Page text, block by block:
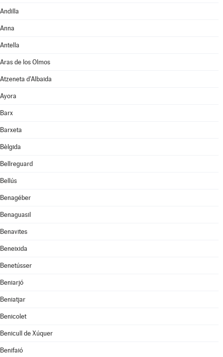
Andilla
Anna
Antella
Aras de los Olmos
Atzeneta d'Albaida
Ayora
Barx
Barxeta
Bèlgida
Bellreguard
Bellús
Benagéber
Benaguasil
Benavites
Beneixida
Benetússer
Beniarjó
Beniatjar
Benicolet
Benicull de Xúquer
Benifaió